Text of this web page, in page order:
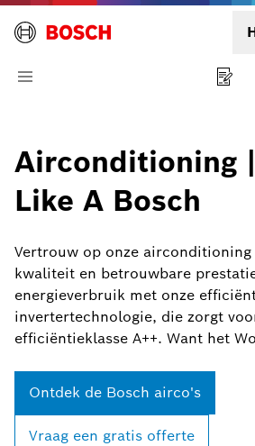
Airconditioning
Like A Bosch
Vertrouw op onze
kwaliteit en betrouwbare
energieverbruik met onze
invertertechnologie, die zorgt
efficiëntieklasse A++. Want het
Ontdek de Bosch airco's
Vraag een gratis offerte